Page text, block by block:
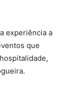
experiência a
que